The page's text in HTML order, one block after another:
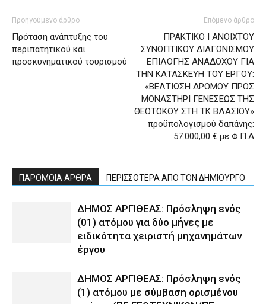
Προηγούμενο άρθρο
Πρόταση ανάπτυξης του
περιπατητικού και
προσκυνηματικού τουρισμού
Επόμενο άρθρο
ΠΡΑΚΤΙΚΟ I ΑΝΟΙΧΤΟΥ
ΣΥΝΟΠΤΙΚΟΥ ΔΙΑΓΩΝΙΣΜΟΥ
ΕΠΙΛΟΓΗΣ ΑΝΑΔΟΧΟΥ ΓΙΑ
ΤΗΝ ΚΑΤΑΣΚΕΥΗ ΤΟΥ ΕΡΓΟΥ:
«ΒΕΛΤΙΩΣΗ ΔΡΟΜΟΥ ΠΡΟΣ
ΜΟΝΑΣΤΗΡΙ ΓΕΝΕΣΕΩΣ ΤΗΣ
ΘΕΟΤΟΚΟΥ ΣΤΗ ΤΚ ΒΛΑΣΙΟΥ»
προϋπολογισμού δαπάνης:
57.000,00 € με Φ.Π.Α
ΠΑΡΟΜΟΙΑ ΑΡΘΡΑ ΠΕΡΙΣΣΟΤΕΡΑ ΑΠΟ ΤΟΝ ΔΗΜΙΟΥΡΓΟ
ΔΗΜΟΣ ΑΡΓΙΘΕΑΣ: Πρόσληψη ενός
(01) ατόμου για δύο μήνες με
ειδικότητα χειριστή μηχανημάτων
έργου
ΔΗΜΟΣ ΑΡΓΙΘΕΑΣ: Πρόσληψη ενός
(1) ατόμου με σύμβαση ορισμένου